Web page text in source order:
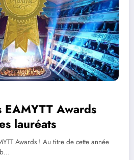
EAMYTT Awards
lauréats
Awards ! Au titre de cette année